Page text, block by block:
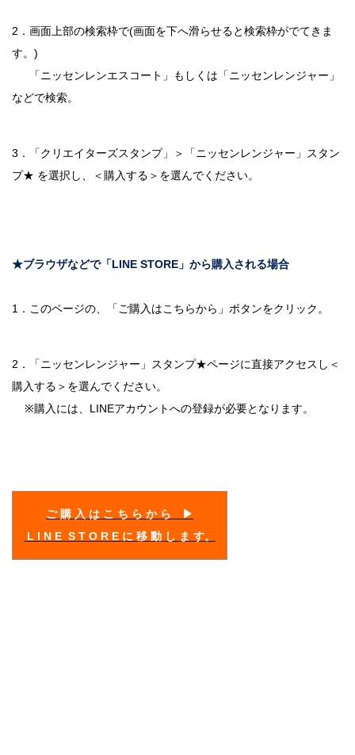
2．画面上部の検索枠で(画面を下へ滑らせると検索枠がでてきま
す。)
「ニッセンレンエスコート」もしくは「ニッセンレンジャー」
などで検索。
3．「クリエイターズスタンプ」＞「ニッセンレンジャー」スタン
プ★ を選択し、＜購入する＞を選んでください。
★ブラウザなどで「LINE STORE」から購入される場合
1．このページの、「ご購入はこちらから」ボタンをクリック。
2．「ニッセンレンジャー」スタンプ★ページに直接アクセスし＜
購入する＞を選んでください。
※購入には、LINEアカウントへの登録が必要となります。
ご 購 入 は こ ち ら か ら ▶
L I N E S T O R E に 移 動 し ま す。